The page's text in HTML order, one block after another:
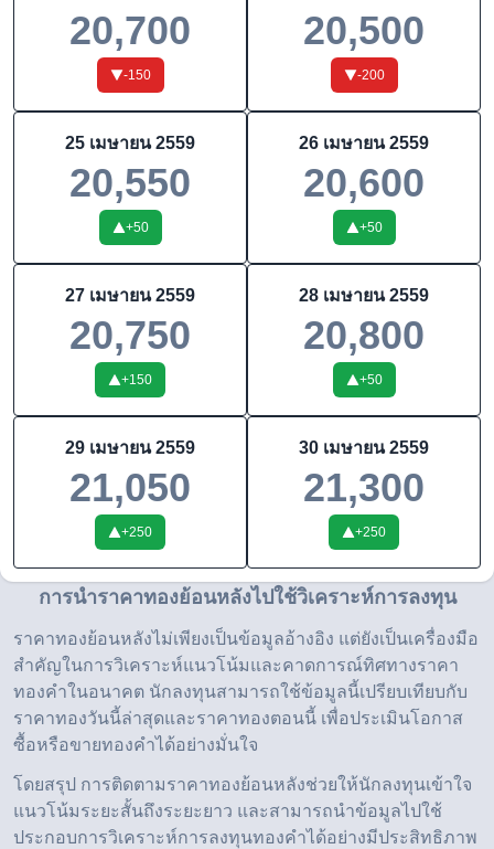
20,700
-150
20,500
-200
25 เมษายน 2559
20,550
+50
26 เมษายน 2559
20,600
+50
27 เมษายน 2559
20,750
+150
28 เมษายน 2559
20,800
+50
29 เมษายน 2559
21,050
+250
30 เมษายน 2559
21,300
+250
การนำราคาทองย้อนหลังไปใช้วิเคราะห์การลงทุน
ราคาทองย้อนหลังไม่เพียงเป็นข้อมูลอ้างอิง แต่ยังเป็นเครื่องมือ
สำคัญในการวิเคราะห์แนวโน้มและคาดการณ์ทิศทางราคา
ทองคำในอนาคต นักลงทุนสามารถใช้ข้อมูลนี้เปรียบเทียบกับ
ราคาทองวันนี้ล่าสุดและราคาทองตอนนี้ เพื่อประเมินโอกาส
ซื้อหรือขายทองคำได้อย่างมั่นใจ
โดยสรุป การติดตามราคาทองย้อนหลังช่วยให้นักลงทุนเข้าใจ
แนวโน้มระยะสั้นถึงระยะยาว และสามารถนำข้อมูลไปใช้
ประกอบการวิเคราะห์การลงทุนทองคำได้อย่างมีประสิทธิภาพ